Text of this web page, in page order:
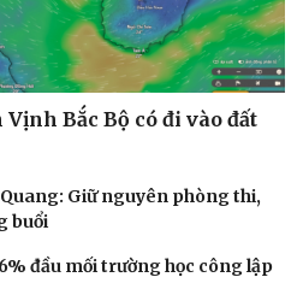
Bắc Bộ có đi vào đất
Giữ nguyên phòng thi,
buổi
đầu mối trường học công lập